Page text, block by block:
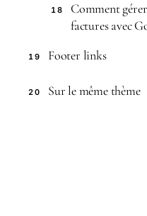
18
Comment
factures avec
19 Footer links
20 Sur le même thème